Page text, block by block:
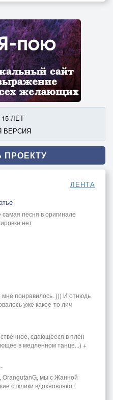
ЛЕТ
ВЕРСИЯ
ЛЕНТА
песня в оригинале
нет
понравилось. ))) И отнюдь
уже какое-то лич
сдающееся в плен
в медленном танце...) +
OrangutanG, мы с Жанной
отклики вдохновляют!